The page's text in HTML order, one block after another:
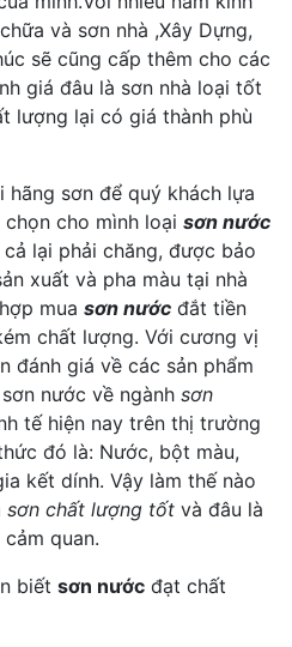
và sơn nhà ,Xây Dựng,
sẽ cũng cấp thêm cho các
giá đâu là sơn nhà loại tốt
lượng lại có giá thành phù
hãng sơn để quý khách lựa
cho mình loại sơn nước
lại phải chăng, được bảo
xuất và pha màu tại nhà
mua sơn nước đắt tiền
chất lượng. Với cương vị
đánh giá về các sản phẩm
nước về ngành sơn
tế hiện nay trên thị trường
đó là: Nước, bột màu,
kết dính. Vậy làm thế nào
sơn chất lượng tốt và đâu là
quan.
biết sơn nước đạt chất